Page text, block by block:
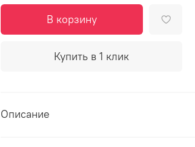
В корзину
Купить в 1 клик
Описание